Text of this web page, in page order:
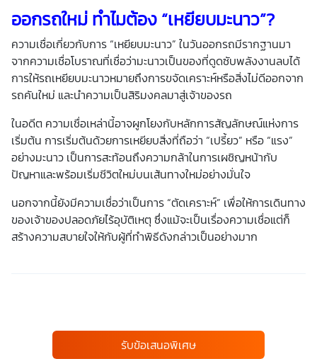
ออกรถใหม่ ทำไมต้อง “เหยียบมะนาว”?
ความเชื่อเกี่ยวกับการ “เหยียบมะนาว” ในวันออกรถมีรากฐานมา
จากความเชื่อโบราณที่เชื่อว่ามะนาวเป็นของที่ดูดซับพลังงานลบได้
การให้รถเหยียบมะนาวหมายถึงการขจัดเคราะห์หรือสิ่งไม่ดีออกจาก
รถคันใหม่ และนำความเป็นสิริมงคลมาสู่เจ้าของรถ
ในอดีต ความเชื่อเหล่านี้อาจผูกโยงกับหลักการสัญลักษณ์แห่งการ
เริ่มต้น การเริ่มต้นด้วยการเหยียบสิ่งที่ถือว่า “เปรี้ยว” หรือ “แรง”
อย่างมะนาว เป็นการสะท้อนถึงความกล้าในการเผชิญหน้ากับ
ปัญหาและพร้อมเริ่มชีวิตใหม่บนเส้นทางใหม่อย่างมั่นใจ
นอกจากนี้ยังมีความเชื่อว่าเป็นการ “ตัดเคราะห์” เพื่อให้การเดินทาง
ของเจ้าของปลอดภัยไร้อุบัติเหตุ ซึ่งแม้จะเป็นเรื่องความเชื่อแต่ก็
สร้างความสบายใจให้กับผู้ที่ทำพิธีดังกล่าวเป็นอย่างมาก
รับข้อเสนอพิเศษ